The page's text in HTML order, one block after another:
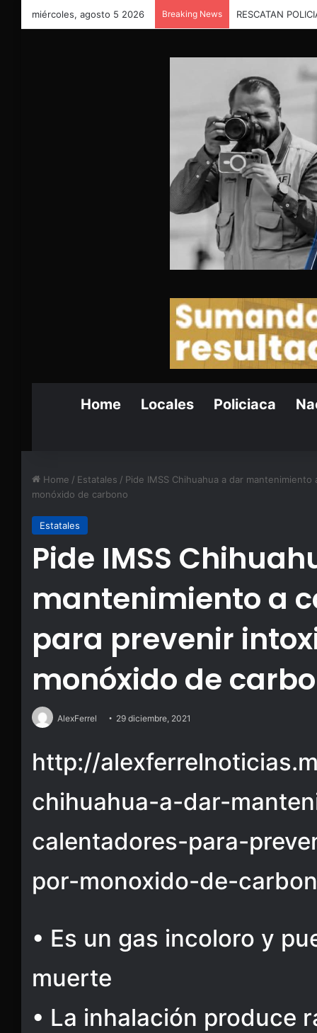
miércoles, agosto 5 2026 Breaking News Buscan a
Home Locales Policiaca
Home / Estatales / Pide IMSS Chihuahua a dar
monóxido de carbono
Estatales
Pide IMSS
mantenimiento a
para prevenir
monóxido de
AlexFerrel 29 diciembre, 2021
http://
chihuahua-a-dar-
calentadores-para-
por-monoxido-de-
• Es un gas incoloro y
muerte
• La inhalación produce